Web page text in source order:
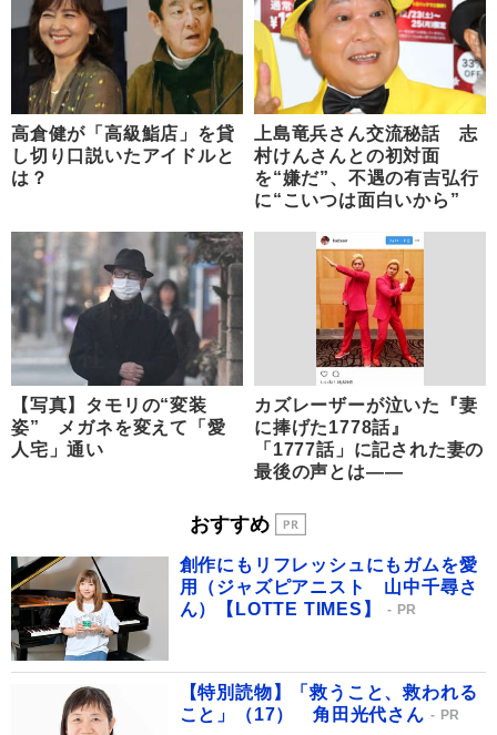
高倉健が「高級鮨店」を貸
し切り口説いたアイドルと
は？
上島竜兵さん交流秘話 志
村けんさんとの初対面
を“嫌だ”、不遇の有吉弘行
に“こいつは面白いから”
【写真】タモリの“変装
姿” メガネを変えて「愛
人宅」通い
カズレーザーが泣いた『妻
に捧げた1778話』
「1777話」に記された妻の
最後の声とは――
おすすめ
創作にもリフレッシュにもガムを愛
用（ジャズピアニスト 山中千尋さ
ん）【LOTTE TIMES】
PR
【特別読物】「救うこと、救われる
こと」（17） 角田光代さん
PR